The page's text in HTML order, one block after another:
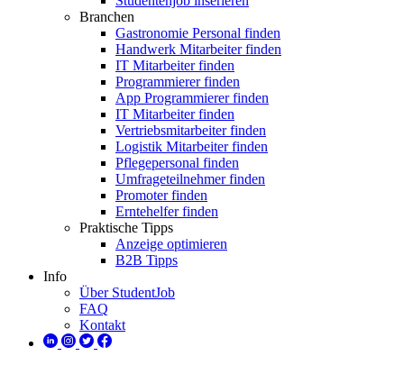
Branchen
Gastronomie Personal finden
Handwerk Mitarbeiter finden
IT Mitarbeiter finden
Programmierer finden
App Programmierer finden
IT Mitarbeiter finden
Vertriebsmitarbeiter finden
Logistik Mitarbeiter finden
Pflegepersonal finden
Umfrageteilnehmer finden
Promoter finden
Erntehelfer finden
Praktische Tipps
Anzeige optimieren
B2B Tipps
Info
Über StudentJob
FAQ
Kontakt